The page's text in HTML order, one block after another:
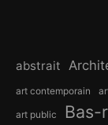
abstrait
art contemporain
art public Bas-